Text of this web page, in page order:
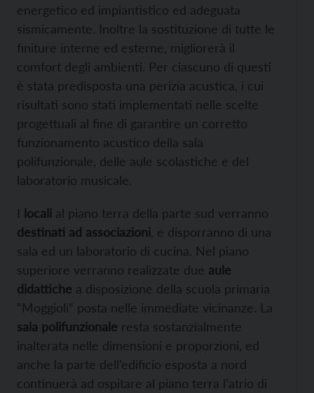
energetico ed impiantistico ed adeguata
sismicamente. Inoltre la sostituzione di tutte le
finiture interne ed esterne, migliorerà il
comfort degli ambienti. Per ciascuno di questi
è stata predisposta una perizia acustica, i cui
risultati sono stati implementati nelle scelte
progettuali al fine di garantire un corretto
funzionamento acustico della sala
polifunzionale, delle aule scolastiche e del
laboratorio musicale.
I locali al piano terra della parte sud verranno
destinati ad associazioni, e disporranno di una
sala ed un laboratorio di cucina. Nel piano
superiore verranno realizzate due aule
didattiche a disposizione della scuola primaria
“Moggioli” posta nelle immediate vicinanze. La
sala polifunzionale resta sostanzialmente
inalterata nelle dimensioni e proporzioni, ed
anche la parte dell’edificio esposta a nord
continuerà ad ospitare al piano terra l’atrio di